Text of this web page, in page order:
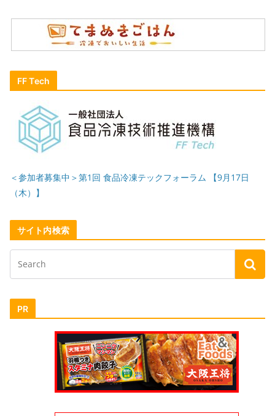
FF Tech
＜参加者募集中＞第1回 食品冷凍テックフォーラム 【9月17日
（木）】
サイト内検索
PR